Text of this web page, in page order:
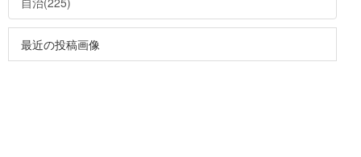
最近の投稿画像